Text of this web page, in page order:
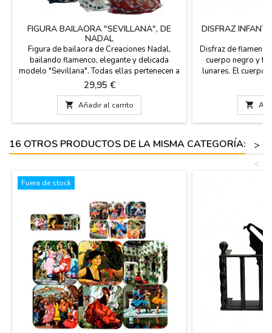
FIGURA BAILAORA "SEVILLANA", DE
NADAL
Figura de bailaora de Creaciones Nadal,
bailando flamenco, elegante y delicada
modelo "Sevillana". Todas ellas pertenecen a
una serie limitada y numerada, y se
acompañan del correspondiente certificado
que así lo acredita. Disponible en blanco, en
negro, en azul o en rojo. Hechas en España.
Medida: 20 cm de alto (grande) 15 cm de alto
Precio
29,95 €
 Añadir al carrito
DISFRAZ
Disfraz de
cuerpo negro y
lunares. El cuerpo
poliéster. Se
planchar a no
flamenca está
diferentes: de

16 OTROS PRODUCTOS DE LA MISMA CATEGORÍA:
>
<
Fuera de stock